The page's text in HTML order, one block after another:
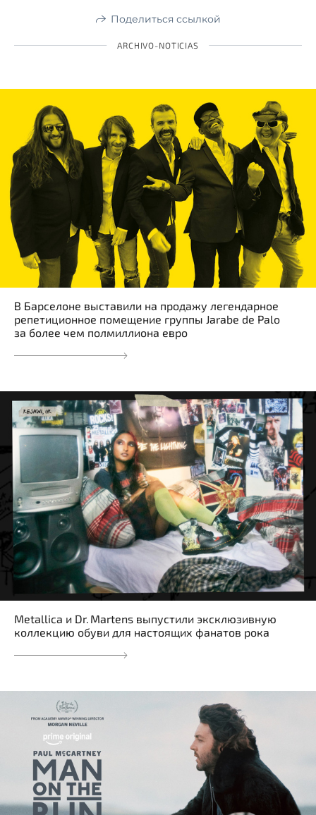
Поделиться ссылкой
ARCHIVO-NOTICIAS
В Барселоне выставили на продажу легендарное
репетиционное помещение группы Jarabe de Palo
за более чем полмиллиона евро
Metallica и Dr. Martens выпустили эксклюзивную
коллекцию обуви для настоящих фанатов рока